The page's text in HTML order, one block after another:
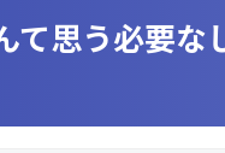
て思う必要な